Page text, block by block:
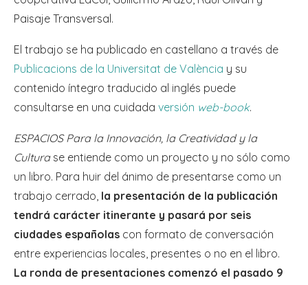
Paisaje Transversal.
El trabajo se ha publicado en castellano a través de
Publicacions de la Universitat de València y su
contenido íntegro traducido al inglés puede
consultarse en una cuidada versión web-book.
ESPACIOS Para la Innovación, la Creatividad y la
Culturase entiende como un proyecto y no sólo como
un libro. Para huir del ánimo de presentarse como un
trabajo cerrado, la presentación de la publicación
tendrá carácter itinerante y pasará por seis
ciudades españolas con formato de conversación
entre experiencias locales, presentes o no en el libro.
La ronda de presentaciones comenzó el pasado 9